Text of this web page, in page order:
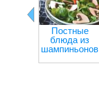
Постные
блюда из
шампиньонов